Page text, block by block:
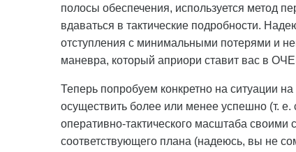
полосы обеспечения, используется метод
вдаваться в тактические подробности.
отступления с минимальными потерями и
маневра, который априори ставит вас в
Теперь попробуем конкретно на ситуации
осуществить более или менее успешно (т.
оперативно-тактического масштаба
соответствующего плана (надеюсь, вы не